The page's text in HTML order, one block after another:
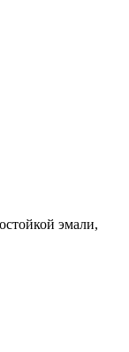
эмали,